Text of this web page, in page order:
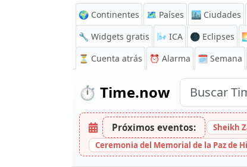
🌍 Continentes 🗺️ Países 🏙️ Ciudades
🔧 Widgets gratis
🌬️ ICA 🌑 Eclipses
⏳ Cuenta atrás ⏰ Alarma 🗓️ Semana
⏱️ Time.now
Próximos eventos: Sheikh
Ceremonia del Memorial de la Paz de